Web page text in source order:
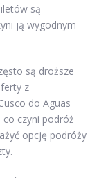
są
ją wygodnym
są droższe
z
do Aguas
czyni podróż
opcję podróży